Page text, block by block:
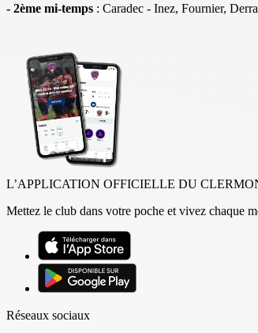
- 2ème mi-temps : Caradec - Inez, Fournier,
L’APPLICATION OFFICIELLE DU
Mettez le club dans votre poche et vivez chaque
Réseaux sociaux